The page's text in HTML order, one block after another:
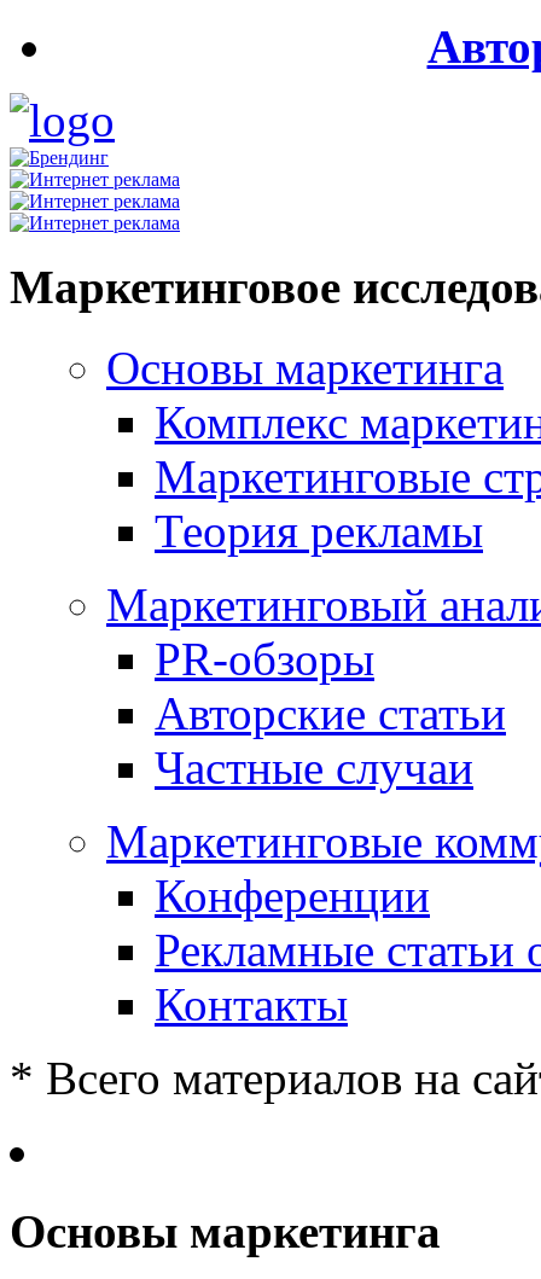
Маркетинговое
Основы маркетинга
Комплекс
Маркетинговые
Теория рекламы
Маркетинговый
PR-обзоры
Авторские статьи
Частные случаи
Маркетинговые
Конференции
Рекламные статьи
Контакты
* Всего материалов на
Основы маркетинга